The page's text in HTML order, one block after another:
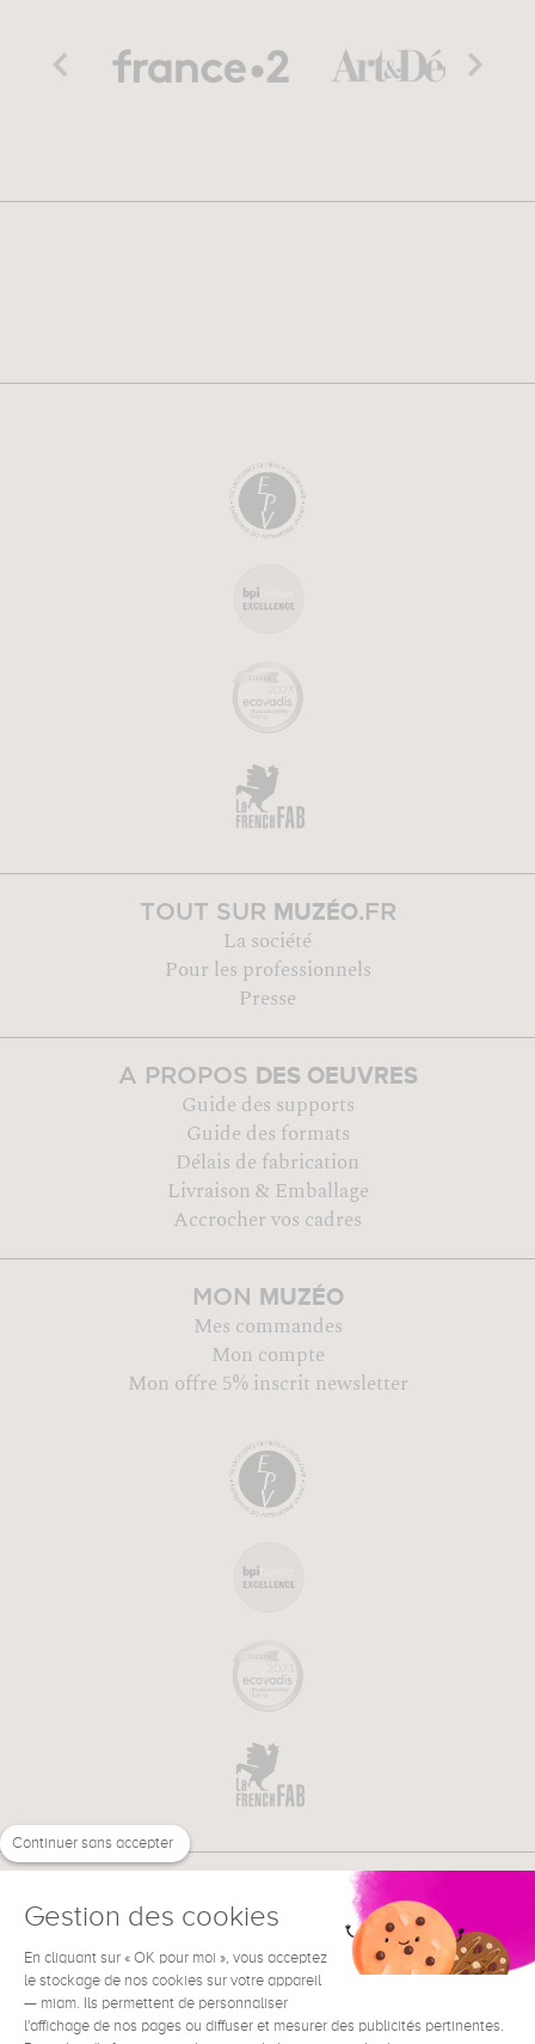
TOUT SUR MUZÉO.FR
La société
Pour les professionnels
Presse
A PROPOS DES OEUVRES
Guide des supports
Guide des formats
Délais de fabrication
Livraison & Emballage
Accrocher vos cadres
MON MUZÉO
Mes commandes
Mon compte
Mon offre 5% inscrit newsletter
BESOIN D'AIDE ?
Continuer sans accepter
Gestion des cookies
En cliquant sur « OK pour moi », vous acceptez
le stockage de nos cookies sur votre appareil
— miam. Ils permettent de personnaliser
l'affichage de nos pages ou diffuser et mesurer des publicités pertinentes.